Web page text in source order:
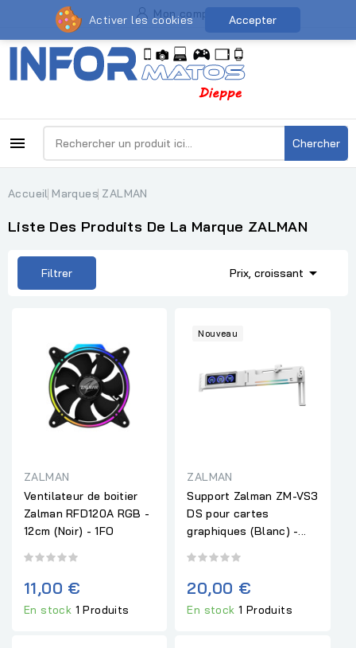
Mon compte
 Chercher
Accueil Marques ZALMAN
Liste Des Produits De La Marque ZALMAN
Filtrer Prix, croissant 
ZALMAN
Ventilateur de boitier
Zalman RFD120A RGB -
12cm (Noir) - 1FO
11,00 €
En stock 1 Produits
Nouveau
ZALMAN
Support Zalman ZM-VS3
DS pour cartes
graphiques (Blanc) -...
20,00 €
En stock1 Produits
Activer les cookies Accepter